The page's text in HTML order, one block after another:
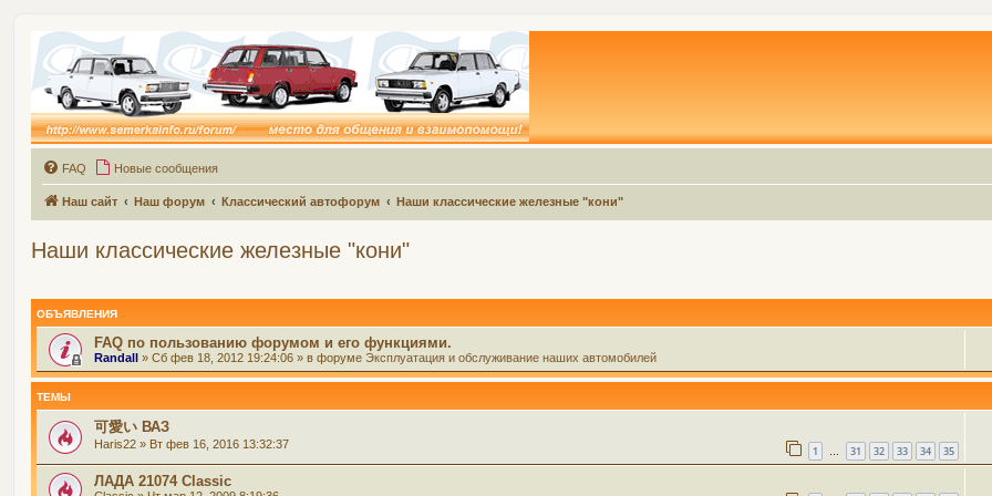
FAQ Новые сообщения
Наш сайт Наш форум Классический автофорум Наши классические железные "кони"
Наши классические железные "кони"
ОБЪЯВЛЕНИЯ
FAQ по пользованию форумом и его функциями.
Randall » Сб фев 18, 2012 19:24:06 » в форуме Эксплуатация и обслуживание наших автомобилей
ТЕМЫ
可愛い ВАЗ
Haris22 » Вт фев 16, 2016 13:32:37 1 … 31 32 33 34 35
ЛАДА 21074 Classic